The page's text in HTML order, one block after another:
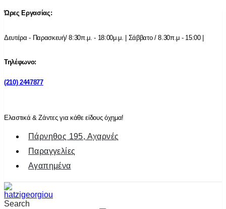
Ώρες Εργασίας:
Δευτέρα - Παρασκευή/ 8:30π.μ. - 18:00μ.μ. | Σάββατο / 8.30π.μ - 15:00 |
Τηλέφωνο:
(210) 2447877
Ελαστικά & Ζάντες για κάθε είδους όχημα!
Πάρνηθος 195, Αχαρνές
Παραγγελίες
Αγαπημένα
Search